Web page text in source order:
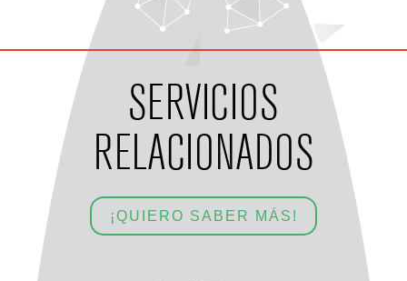
SERVICIOS
RELACIONADOS
¡QUIERO SABER MÁS!